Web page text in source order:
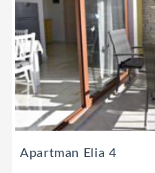
Apartman Elia 4